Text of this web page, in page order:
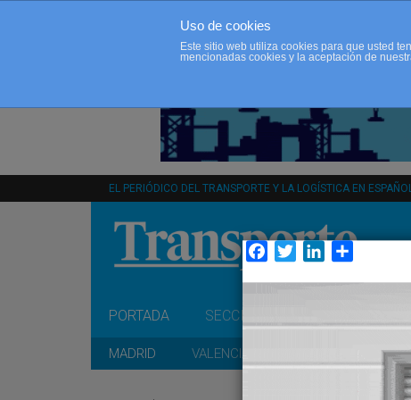
EL PERIÓDICO DEL TRANSPORTE Y LA LOGÍSTICA EN
PORTADA SECCIONES
MADRID VALENCIA
Uso de cookies
Este sitio web utiliza cookies para que usted
mencionadas cookies y la aceptación de
Facebook
TwitterLinkedIn